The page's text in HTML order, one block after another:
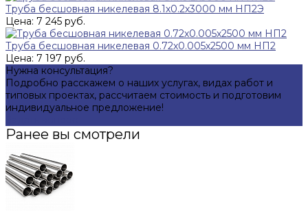
Труба бесшовная никелевая 8.1х0.2х3000 мм НП2Э
Цена: 7 245 руб.
Труба бесшовная никелевая 0.72х0.005х2500 мм НП2
Цена: 7 197 руб.
Нужна консультация?
Подробно расскажем о наших услугах, видах работ и
типовых проектах, рассчитаем стоимость и подготовим
индивидуальное предложение!
Ранее вы смотрели